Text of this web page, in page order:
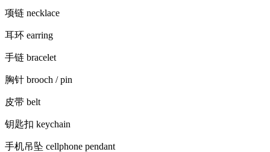
项链 necklace
耳环 earring
手链 bracelet
胸针 brooch / pin
皮带 belt
钥匙扣 keychain
手机吊坠 cellphone pendant